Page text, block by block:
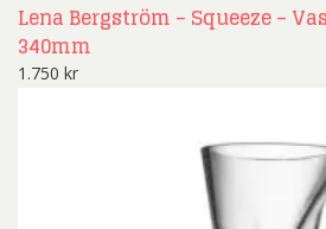
Lena Bergström – Squeeze –
340mm
1.750 kr